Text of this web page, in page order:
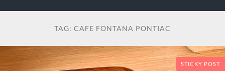
TAG: CAFE FONTANA PONTIAC
STICKY POST